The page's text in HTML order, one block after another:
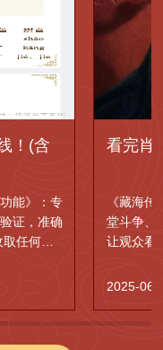
！(含
能》：专
证，准确
任何费
看完肖
《藏海
堂斗争、
让观众看
2025-06-